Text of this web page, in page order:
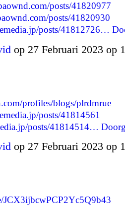
posts/41820977
posts/41820930
posts/41812726…
op 27 Februari 2023 op
profiles/blogs/plrdmrue
posts/41814561
posts/41814514…
op 27 Februari 2023 op
JCX3ijbcwPCP2Yc5Q9b43